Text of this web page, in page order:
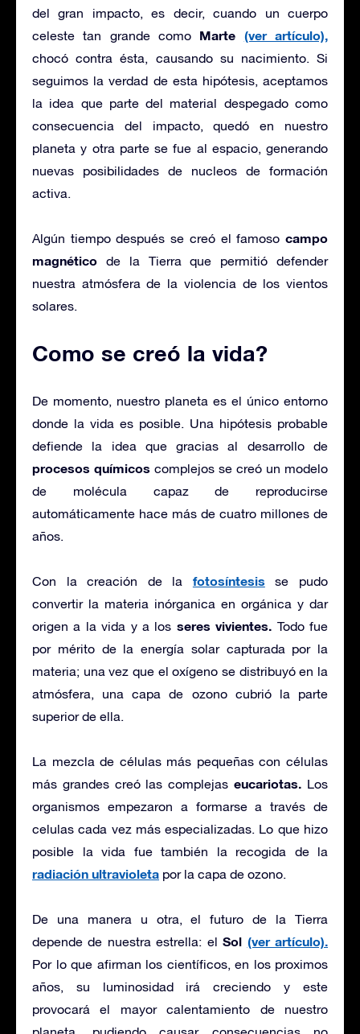
del gran impacto, es decir, cuando un cuerpo
celeste tan grande como Marte (ver artículo),
chocó contra ésta, causando su nacimiento. Si
seguimos la verdad de esta hipótesis, aceptamos
la idea que parte del material despegado como
consecuencia del impacto, quedó en nuestro
planeta y otra parte se fue al espacio, generando
nuevas posibilidades de nucleos de formación
activa.
Algún tiempo después se creó el famoso campo
magnético de la Tierra que permitió defender
nuestra atmósfera de la violencia de los vientos
solares.
Como se creó la vida?
De momento, nuestro planeta es el único entorno
donde la vida es posible. Una hipótesis probable
defiende la idea que gracias al desarrollo de
procesos químicos complejos se creó un modelo
de molécula capaz de reproducirse
automáticamente hace más de cuatro millones de
años.
Con la creación de la fotosíntesis se pudo
convertir la materia inórganica en orgánica y dar
origen a la vida y a los seres vivientes. Todo fue
por mérito de la energía solar capturada por la
materia; una vez que el oxígeno se distribuyó en la
atmósfera, una capa de ozono cubrió la parte
superior de ella.
La mezcla de células más pequeñas con células
más grandes creó las complejaseucariotas. Los
organismos empezaron a formarse a través de
celulas cada vez más especializadas. Lo que hizo
posible la vida fue también la recogida de la
radiación ultravioleta por la capa de ozono.
De una manera u otra, el futuro de la Tierra
depende de nuestra estrella: elSol (ver artículo).
Por lo que afirman los científicos, en los proximos
años, su luminosidad irá creciendo y este
provocará el mayor calentamiento de nuestro